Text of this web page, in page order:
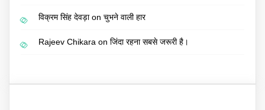
विक्रम सिंह देवड़ाon चुभने वाली हार
Rajeev Chikara on जिंदा रहना सबसे जरूरी है।